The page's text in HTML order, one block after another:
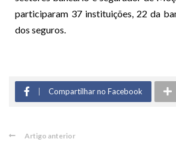
participaram 37 instituições, 22 da
dos seguros.
Compartilhar no Facebook
Artigo anterior